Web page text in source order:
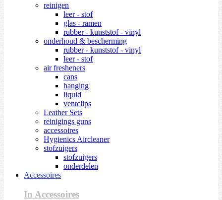
reinigen
leer - stof
glas - ramen
rubber - kunststof - vinyl
onderhoud & bescherming
rubber - kunststof - vinyl
leer - stof
air fresheners
cans
hanging
liquid
ventclips
Leather Sets
reinigings guns
accessoires
Hygienics Aircleaner
stofzuigers
stofzuigers
onderdelen
Accessoires
In Accessoires